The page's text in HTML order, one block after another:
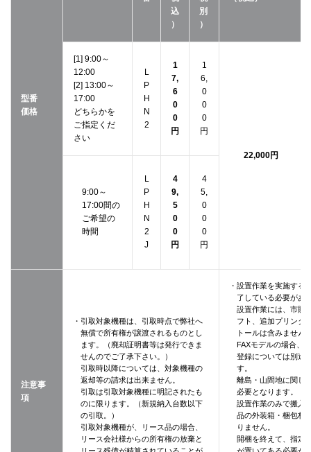
型番
価格
込
）
別
）
[1] 9:00～
12:00
[2] 13:00～
17:00
どちらかを
ご指定くだ
さい
L
P
H
N
2
1
7,
6
0
0
円
1
6,
0
0
0
円
22,000円
9:00～
17:00間の
ご希望の
時間
L
P
H
N
2
J
4
9,
5
0
0
円
4
5,
0
0
0
円
注意事
項
・引取対象機種は、引取時点で弊社へ
無償で所有権が譲渡されるものとし
ます。（廃却証明書等は発行できま
せんのでご了承下さい。）
引取時以降については、対象機種の
返却等の請求は出来ません。
引取は引取対象機種に明記されたも
のに限ります。（新規納入台数以下
の引取。）
引取対象機種が、リース品の場合、
リース会社様からの所有権の放棄と
・設置作業を実施する
了している必要があ
設置作業には、市販
フト、追加プリンタ
トールは含みません
FAXモデルの場合、
登録については別途
す。
離島・山間地に関し
必要となります。
設置作業のみで搬入
品の外装箱・梱包材
りません。
開梱を終えて、指定